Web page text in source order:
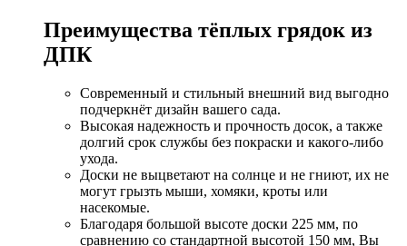
Преимущества тёплых грядок из
ДПК
Современный и стильный внешний вид выгодно
подчеркнёт дизайн вашего сада.
Высокая надежность и прочность досок, а также
долгий срок службы без покраски и какого-либо
ухода.
Доски не выцветают на солнце и не гниют, их не
могут грызть мыши, хомяки, кроты или
насекомые.
Благодаря большой высоте доски 225 мм, по
сравнению со стандартной высотой 150 мм, Вы